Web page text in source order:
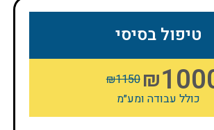
טיפול בסיסי
₪1150 ₪
כולל עבודה ומע״מ